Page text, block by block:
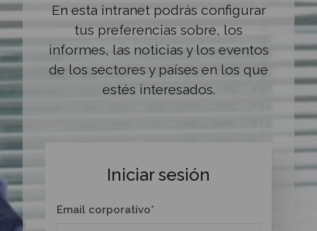
En esta intranet podrás configurar
tus preferencias sobre, los
informes, las noticias y los eventos
de los sectores y países en los que
estés interesados.
Iniciar sesión
Email corporativo*